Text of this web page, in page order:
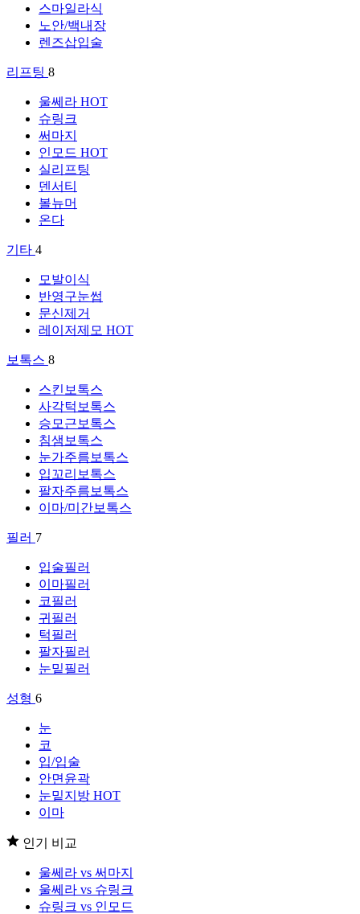
스마일라식
노안/백내장
렌즈삽입술
리프팅 8
울쎄라 HOT
슈링크
써마지
인모드 HOT
실리프팅
덴서티
볼뉴머
온다
기타 4
모발이식
반영구눈썹
문신제거
레이저제모 HOT
보톡스 8
스킨보톡스
사각턱보톡스
승모근보톡스
침샘보톡스
눈가주름보톡스
입꼬리보톡스
팔자주름보톡스
이마/미간보톡스
필러 7
입술필러
이마필러
코필러
귀필러
턱필러
팔자필러
눈밑필러
성형 6
눈
코
입/입술
안면윤곽
눈밑지방 HOT
이마
인기 비교
울쎄라 vs 써마지
울쎄라 vs 슈링크
슈링크 vs 인모드